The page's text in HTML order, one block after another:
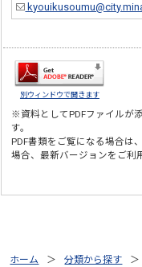
別ウィンドウで開きます
※資料としてPDFファイルが
す。
PDF書類をご覧になる場合は
場合、最新バージョンをご利
ホーム 分類から探す